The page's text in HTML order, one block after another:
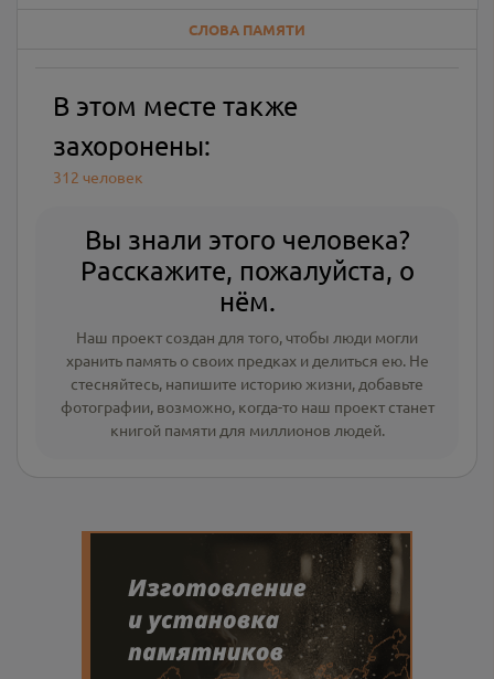
СЛОВА ПАМЯТИ
В этом месте также
захоронены:
312 человек
Вы знали этого человека?
Расскажите, пожалуйста, о
нём.
Наш проект создан для того, чтобы люди могли
хранить память о своих предках и делиться ею. Не
стесняйтесь, напишите историю жизни, добавьте
фотографии, возможно, когда-то наш проект станет
книгой памяти для миллионов людей.